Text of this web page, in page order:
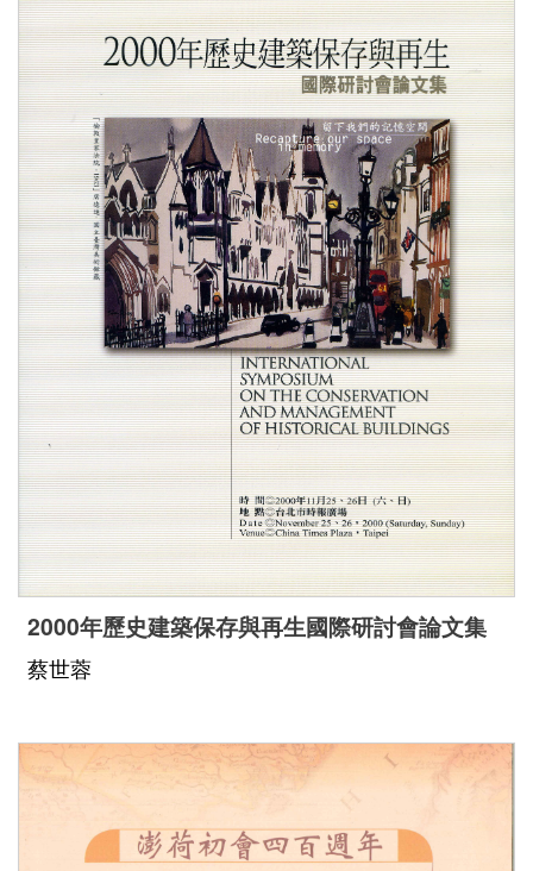
2000年歷史建築保存與再生國際研討會論文集
蔡世蓉